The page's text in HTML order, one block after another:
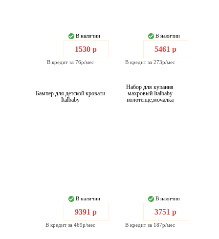
В наличии
1530 р
В кредит за 76р/мес
В наличии
5461 р
В кредит за 273р/мес
Бампер для детской кровати
Italbaby
В наличии
9391 р
В кредит за 469р/мес
Набор для купания
махровый Italbaby
полотенце,мочалка
В наличии
3751 р
В кредит за 187р/мес